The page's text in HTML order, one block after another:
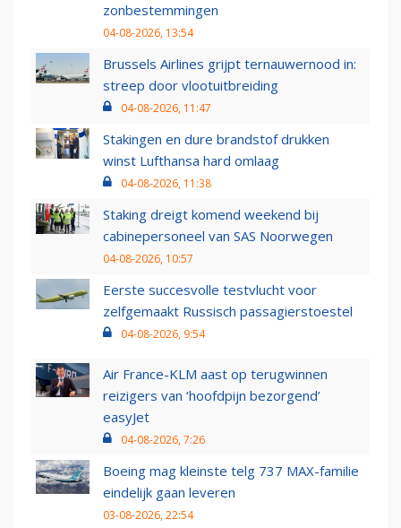
zonbestemmingen
04-08-2026, 13:54
Brussels Airlines grijpt ternauwernood in:
streep door vlootuitbreiding
04-08-2026, 11:47
Stakingen en dure brandstof drukken
winst Lufthansa hard omlaag
04-08-2026, 11:38
Staking dreigt komend weekend bij
cabinepersoneel van SAS Noorwegen
04-08-2026, 10:57
Eerste succesvolle testvlucht voor
zelfgemaakt Russisch passagierstoestel
04-08-2026, 9:54
Air France-KLM aast op terugwinnen
reizigers van ‘hoofdpijn bezorgend’
easyJet
04-08-2026, 7:26
Boeing mag kleinste telg 737 MAX-familie
eindelijk gaan leveren
03-08-2026, 22:54